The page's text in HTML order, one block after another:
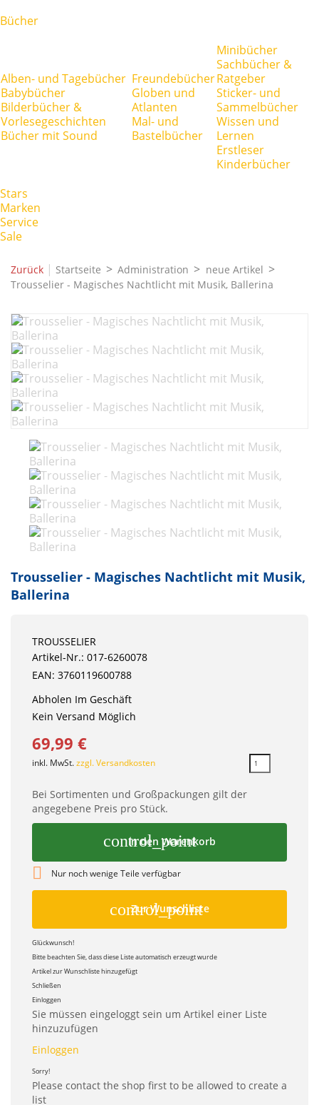
Bücher
Alben- und Tagebücher
Babybücher
Bilderbücher &
Vorlesegeschichten
Bücher mit Sound
Freundebücher
Globen und
Atlanten
Mal- und
Bastelbücher
Minibücher
Sachbücher &
Ratgeber
Sticker- und
Sammelbücher
Wissen und
Lernen
Erstleser
Kinderbücher
Stars
Marken
Service
Sale
Zurück | Startseite Administration
neue Artikel
Trousselier - Magisches Nachtlicht mit Musik, Ballerina
Trousselier - Magisches Nachtlicht mit Musik,
Ballerina
TROUSSELIER
Artikel-Nr.: 017-6260078
EAN: 3760119600788
Abholen Im Geschäft
Kein Versand Möglich
69,99 €
inkl. MwSt.zzgl. Versandkosten
Bei Sortimenten und Großpackungen gilt der
angegebene Preis pro Stück.
control_point
In den Warenkorb
 Nur noch wenige Teile verfügbar
control_point
Zur Wunschliste
Glückwunsch!
Bitte beachten Sie, dass diese Liste automatisch erzeugt wurde
Artikel zur Wunschliste hinzugefügt
Schließen
Einloggen
Sie müssen eingeloggt sein um Artikel einer Liste
hinzuzufügen
Einloggen
Sorry!
Please contact the shop first to be allowed to create a
list